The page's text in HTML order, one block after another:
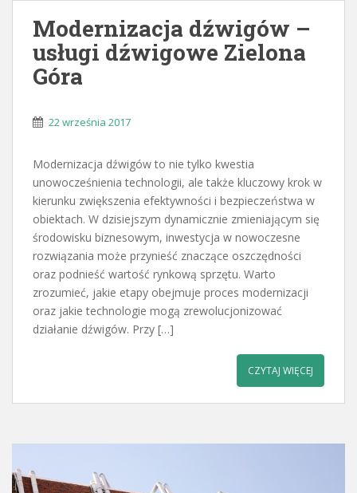
Modernizacja dźwigów –
usługi dźwigowe Zielona
Góra
22 września 2017
Modernizacja dźwigów to nie tylko kwestia
unowocześnienia technologii, ale także kluczowy krok w
kierunku zwiększenia efektywności i bezpieczeństwa w
obiektach. W dzisiejszym dynamicznie zmieniającym się
środowisku biznesowym, inwestycja w nowoczesne
rozwiązania może przynieść znaczące oszczędności
oraz podnieść wartość rynkową sprzętu. Warto
zrozumieć, jakie etapy obejmuje proces modernizacji
oraz jakie technologie mogą zrewolucjonizować
działanie dźwigów. Przy […]
CZYTAJ WIĘCEJ